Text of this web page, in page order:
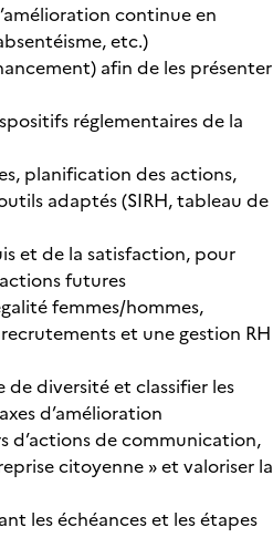
continue en
etc.)
afin de les présenter
réglementaires de la
planification des actions,
adaptés (SIRH, tableau de
et de la satisfaction, pour
futures
femmes/hommes,
et une gestion RH
diversité et classifier les
d’amélioration
d’actions de communication,
citoyenne » et valoriser la
les échéances et les étapes